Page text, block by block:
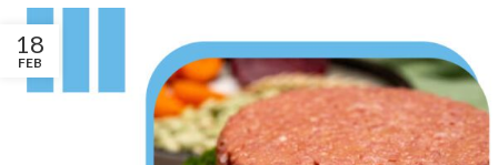
18
FEB